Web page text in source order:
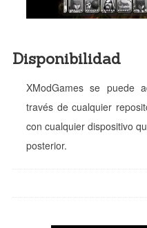
Disponibilidad
XModGames se puede
través de cualquier
con cualquier dispositivo
posterior.